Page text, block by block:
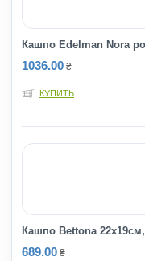
Кашпо Edelman Nora
1036.00 ₴
КУПИТЬ
Кашпо Bettona
689.00 ₴